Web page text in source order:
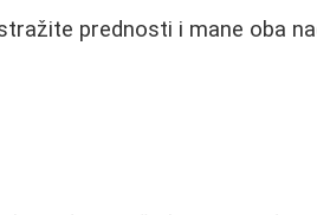
prednosti i mane oba